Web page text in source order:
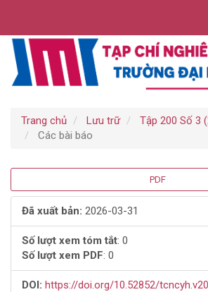
chính
Nội
dung
chính
Trang chủ Lưu trữ
Tập 200 Số 3
Các bài báo
Thanh
bên
bài
viết
PDF
Đã xuất bản: 2026-03-31
Số lượt xem tóm tắt: 0
Số lượt xem PDF: 0
DOI: https://doi.org/10.52852/